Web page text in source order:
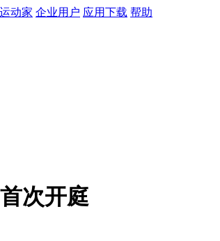
运动家 企业用户 应用下载 帮助
次开庭